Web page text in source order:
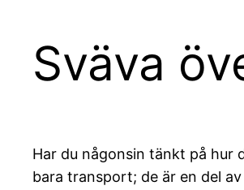
Sväva
Har du någonsin tänkt på hur
bara transport; de är en del